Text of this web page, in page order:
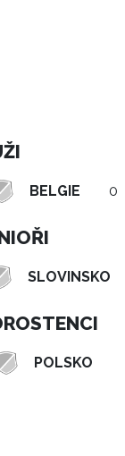
BELGIE 0
SLOVINSKO
POLSKO